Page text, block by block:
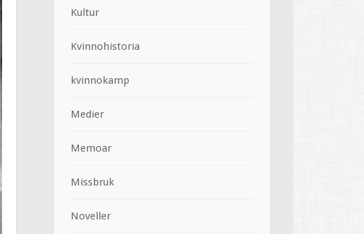
Kultur
Kvinnohistoria
kvinnokamp
Medier
Memoar
Missbruk
Noveller